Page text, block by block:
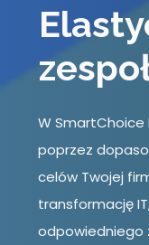
W SmartChoice
poprzez
celów Twojej
transformację
odpowiedniego